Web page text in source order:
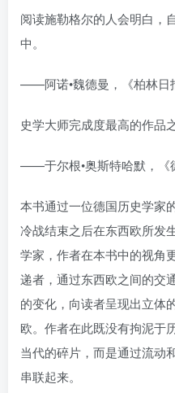
阅读施勒格尔的人会明白，
中。
——阿诺•魏德曼，《柏林日
史学大师完成度最高的作品之
——于尔根•奥斯特哈默，《
本书通过一位德国历史学家
冷战结束之后在东西欧所发
学家，作者在本书中的视角
递者，通过东西欧之间的交
的变化，向读者呈现出立体
欧。作者在此既没有拘泥于
当代的碎片，而是通过流动
串联起来。